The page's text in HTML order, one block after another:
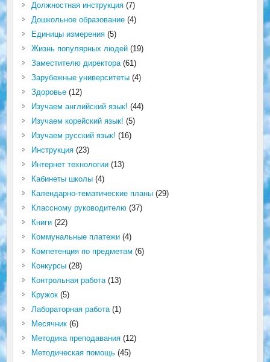
Должностная инструкция(7)
Дошкольное образование(4)
Единицы измерения(5)
Жизнь популярных людей(19)
Заместителю директора(61)
Зарубежные университеты(4)
Здоровье(12)
Изучаем английский язык! (44)
Изучаем корейский язык! (5)
Изучаем русский язык! (16)
Инструкция(23)
Интернет технологии(13)
Кабинеты школы(4)
Календарно-тематические планы(29)
Классному руководителю(37)
Книги(22)
Коммунальные платежи(4)
Компетенция по предметам (6)
Конкурсы(28)
Контрольная работа(13)
Кружок(5)
Лабораторная работа(1)
Месячник(6)
Методика преподавания(12)
Методическая помощь(45)